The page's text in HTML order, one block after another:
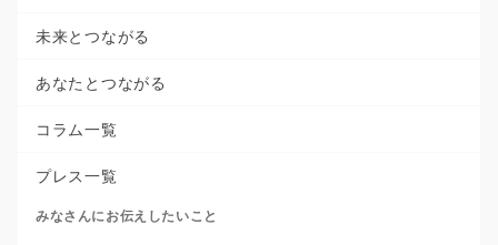
未来とつながる
あなたとつながる
コラム一覧
プレス一覧
みなさんにお伝えしたいこと